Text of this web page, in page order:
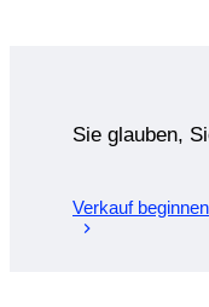
Sie glauben,
Verkauf beginnen